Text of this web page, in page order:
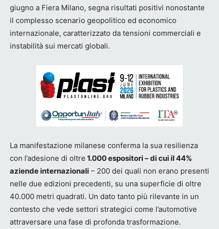
giugno a Fiera Milano, segna risultati positivi nonostante
il complesso scenario geopolitico ed economico
internazionale, caratterizzato da tensioni commerciali e
instabilità sui mercati globali.
La manifestazione milanese conferma la sua resilienza
con l’adesione di oltre 1.000 espositori – di cui il 44%
aziende internazionali – 200 dei quali non erano presenti
nelle due edizioni precedenti, su una superficie di oltre
40.000 metri quadrati. Un dato tanto più rilevante in un
contesto che vede settori strategici come l’automotive
attraversare una fase di profonda trasformazione.